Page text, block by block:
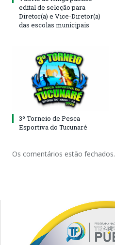
edital de seleção para
Diretor(a) e Vice-Diretor(a)
das escolas municipais
3º Torneio de Pesca
Esportiva do Tucunaré
Os comentários estão fechados.